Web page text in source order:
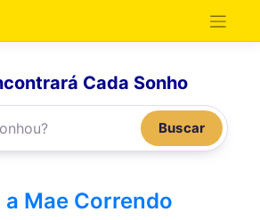
Cada Sonho
Buscar
Mae Correndo